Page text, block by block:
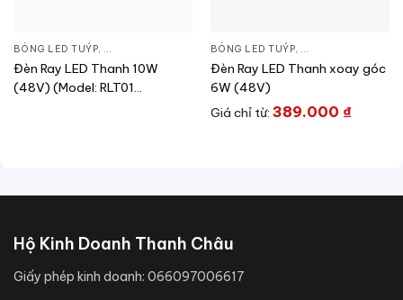
BÓNG LED TUÝP, ĐÈN CHIẾU SÁNG THIẾT BỊ CHIẾU SÁNG
Đèn Ray LED Thanh 10W
(48V) (Model: RLT01
BÓNG LED TUÝP, ĐÈN CHIẾU SÁNG
Đèn Ray LED Thanh xoay góc
6W (48V)
Giá chỉ từ: 389.000 ₫
Hộ Kinh Doanh Thanh Châu
Giấy phép kinh doanh: 066097006617